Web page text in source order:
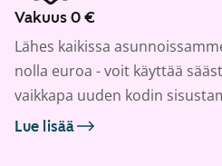
Vakuus 0 €
Lähes kaikissa
nolla euroa - voit käyttää
vaikkapa uuden kodin
Lue lisää